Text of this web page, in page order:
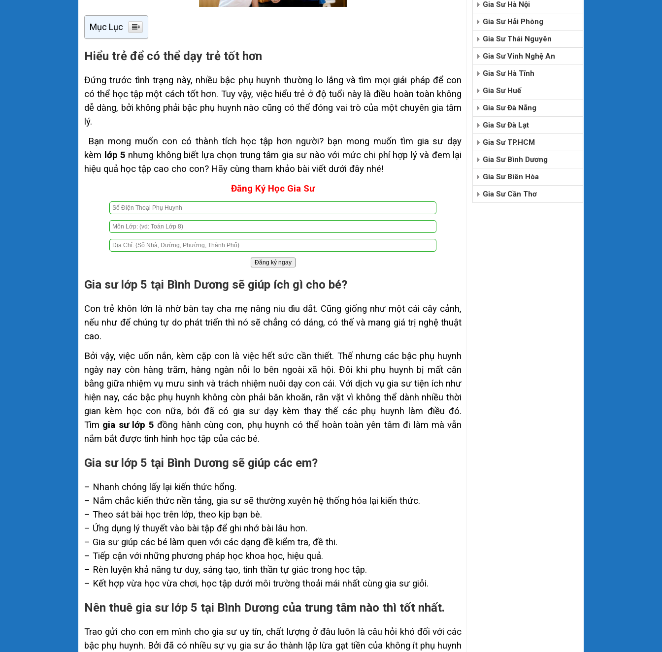
Mục Lục
Hiểu trẻ để có thể dạy trẻ tốt hơn
Đứng trước tình trạng này, nhiều bậc phụ huynh thường lo lắng và tìm mọi giải pháp để con
có thể học tập một cách tốt hơn. Tuy vậy, việc hiểu trẻ ở độ tuổi này là điều hoàn toàn không
dễ dàng, bởi không phải bậc phụ huynh nào cũng có thể đóng vai trò của một chuyên gia tâm
lý.
Bạn mong muốn con có thành tích học tập hơn người? bạn mong muốn tìm gia sư dạy
kèm lớp 5 nhưng không biết lựa chọn trung tâm gia sư nào với mức chi phí hợp lý và đem lại
hiệu quả học tập cao cho con? Hãy cùng tham khảo bài viết dưới đây nhé!
Đăng Ký Học Gia Sư
Gia sư lớp 5 tại Bình Dương sẽ giúp ích gì cho bé?
Con trẻ khôn lớn là nhờ bàn tay cha mẹ nâng niu dìu dắt. Cũng giống như một cái cây cảnh,
nếu như để chúng tự do phát triển thì nó sẽ chẳng có dáng, có thế và mang giá trị nghệ thuật
cao.
Bởi vậy, việc uốn nắn, kèm cặp con là việc hết sức cần thiết. Thế nhưng các bậc phụ huynh
ngày nay còn hàng trăm, hàng ngàn nỗi lo bên ngoài xã hội. Đôi khi phụ huynh bị mất cân
bằng giữa nhiệm vụ mưu sinh và trách nhiệm nuôi dạy con cái. Với dịch vụ gia sư tiện ích như
hiện nay, các bậc phụ huynh không còn phải băn khoăn, rằn vặt vì không thể dành nhiều thời
gian kèm học con nữa, bởi đã có gia sư dạy kèm thay thế các phụ huynh làm điều đó.
Tìm gia sư lớp 5 đồng hành cùng con, phụ huynh có thể hoàn toàn yên tâm đi làm mà vẫn
nắm bắt được tình hình học tập của các bé.
Gia sư lớp 5 tại Bình Dương sẽ giúp các em?
– Nhanh chóng lấy lại kiến thức hổng.
– Nắm chắc kiến thức nền tảng, gia sư sẽ thường xuyên hệ thống hóa lại kiến thức.
– Theo sát bài học trên lớp, theo kịp bạn bè.
– Ứng dụng lý thuyết vào bài tập để ghi nhớ bài lâu hơn.
– Gia sư giúp các bé làm quen với các dạng đề kiểm tra, đề thi.
– Tiếp cận với những phương pháp học khoa học, hiệu quả.
– Rèn luyện khả năng tư duy, sáng tạo, tinh thần tự giác trong học tập.
– Kết hợp vừa học vừa chơi, học tập dưới môi trường thoải mái nhất cùng gia sư giỏi.
Nên thuê gia sư lớp 5 tại Bình Dương của trung tâm nào thì tốt nhất.
Trao gửi cho con em mình cho gia sư uy tín, chất lượng ở đâu luôn là câu hỏi khó đối với các
bậc phụ huynh. Bởi đã có nhiều sự vụ gia sư ảo thành lập lừa gạt tiền của không ít phụ huynh
Gia Sư Hà Nội
Gia Sư Hải Phòng
Gia Sư Thái Nguyên
Gia Sư Vinh Nghệ An
Gia Sư Hà Tĩnh
Gia Sư Huế
Gia Sư Đà Nẵng
Gia Sư Đà Lạt
Gia Sư TP.HCM
Gia Sư Bình Dương
Gia Sư Biên Hòa
Gia Sư Cần Thơ